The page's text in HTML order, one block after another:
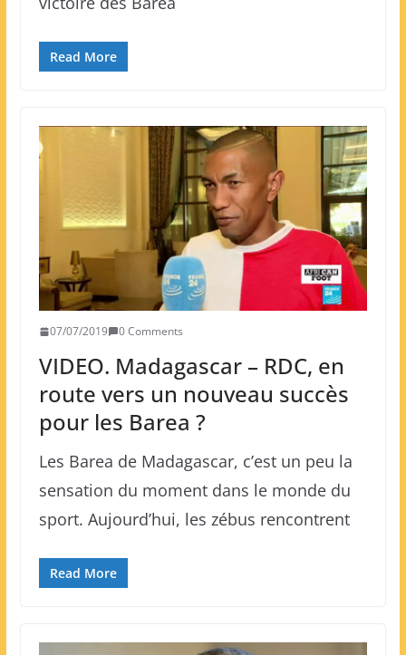
Read More
07/07/2019 0 Comments
VIDEO. Madagascar – RDC, en
route vers un nouveau succès
pour les Barea ?
Les Barea de Madagascar, c’est un peu la
sensation du moment dans le monde du
sport. Aujourd’hui, les zébus rencontrent
Read More